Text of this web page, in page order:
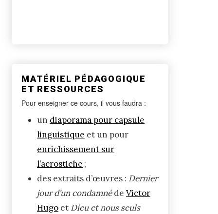
MATÉRIEL PÉDAGOGIQUE
ET RESSOURCES
Pour enseigner ce cours, il vous faudra :
un diaporama pour capsule
linguistique et un pour
enrichissement sur
l’acrostiche ;
des extraits d’œuvres : Dernier
jour d’un condamnéde Victor
Hugo et Dieu et nous seuls